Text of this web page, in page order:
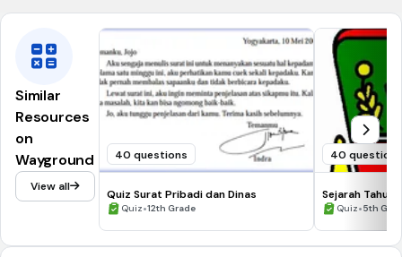
Similar
Resources
on
Wayground
View all
40 questions
Quiz Surat Pribadi dan Dinas
Quiz•12th Grade
40
Sejarah Tahun
Quiz•5th